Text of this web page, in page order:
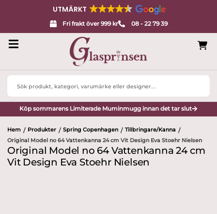
UTMÄRKT
Fri frakt över 999 kr 08 - 22 79 39
Search
Köp sommarens Limiterade Muminmugg innan det tar slut
Hem / Produkter / Spring Copenhagen / Tillbringare/Kanna /
Original Model no 64 Vattenkanna 24 cm Vit Design Eva Stoehr Nielsen
Original Model no 64 Vattenkanna 24 cm
Vit Design Eva Stoehr Nielsen